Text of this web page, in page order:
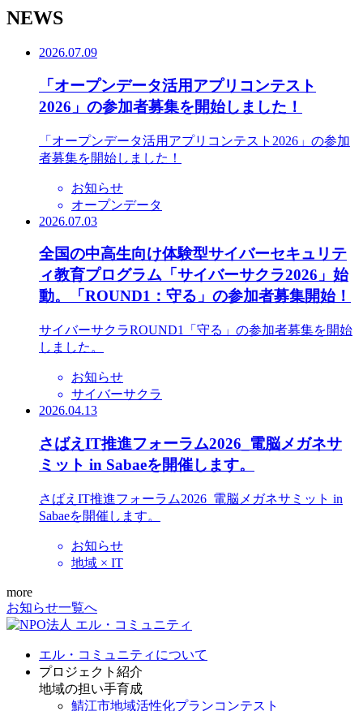
NEWS
2026.07.09
「オープンデータ活用アプリコンテスト
2026」の参加者募集を開始しました！
「オープンデータ活用アプリコンテスト2026」の参加
者募集を開始しました！
お知らせ
オープンデータ
2026.07.03
全国の中高生向け体験型サイバーセキュリテ
ィ教育プログラム「サイバーサクラ2026」始
動。「ROUND1：守る」の参加者募集開始！
サイバーサクラROUND1「守る」の参加者募集を開始
しました。
お知らせ
サイバーサクラ
2026.04.13
さばえIT推進フォーラム2026_電脳メガネサ
ミット in Sabaeを開催します。
さばえIT推進フォーラム2026_電脳メガネサミット in
Sabaeを開催します。
お知らせ
地域 × IT
more
お知らせ一覧へ
エル・コミュニティについて
プロジェクト紹介
地域の担い手育成
鯖江市地域活性化プランコンテスト